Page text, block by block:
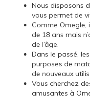
Nous disposons
vous permet de
Comme Omegle,
de 18 ans mais
de l’âge.
Dans le passé,
purposes de
de nouveaux
Vous cherchez
amusantes à